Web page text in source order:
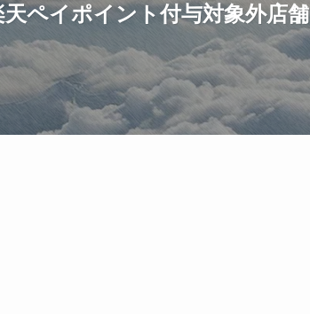
ペイポイント付与対象外店舗